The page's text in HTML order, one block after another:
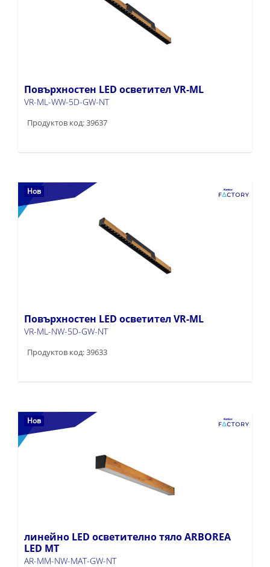
Повърхностен LED осветител VR-ML
VR-ML-WW-5D-GW-NT
Продуктов код: 39637
Нов
Повърхностен LED осветител VR-ML
VR-ML-NW-5D-GW-NT
Продуктов код: 39633
Нов
линейно LED осветително тяло ARBOREA
LED MT
AR-MM-NW-MAT-GW-NT